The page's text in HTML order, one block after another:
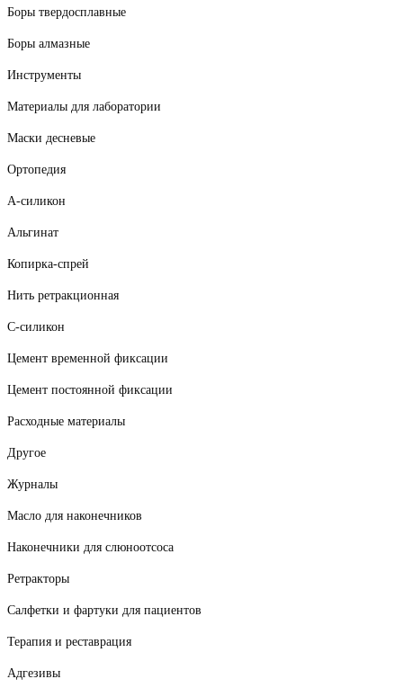
Боры твердосплавные
Боры алмазные
Инструменты
Материалы для лаборатории
Маски десневые
Ортопедия
А-силикон
Альгинат
Копирка-спрей
Нить ретракционная
С-силикон
Цемент временной фиксации
Цемент постоянной фиксации
Расходные материалы
Другое
Журналы
Масло для наконечников
Наконечники для слюноотсоса
Ретракторы
Салфетки и фартуки для пациентов
Терапия и реставрация
Адгезивы